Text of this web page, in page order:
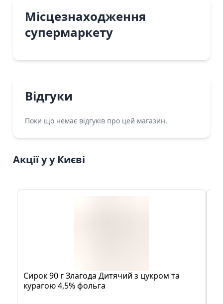
Місцезнаходження
супермаркету
Відгуки
Поки що немає відгуків про цей магазин.
Акції у у Києві
Сирок 90 г Злагода Дитячий з цукром та
курагою 4,5% фольга